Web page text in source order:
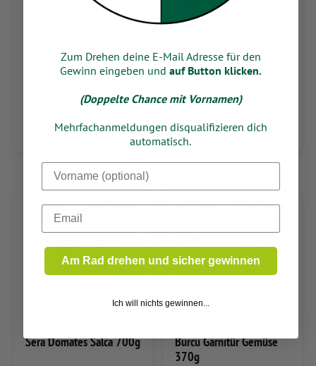
3.99
250 G
1000 Gramm =
nur in der Filiale
250 G
1000 Gramm =
nur in der Filiale
Sera Domates Salca 700g
Burcu Garnitür Gemüse
370g
Zum Drehen deine E-Mail Adresse für den
Gewinn eingeben und auf Button klicken.
(Doppelte Chance mit Vornamen)
Mehrfachanmeldungen disqualifizieren dich
automatisch.
Dein Vorname
Email
Am Rad drehen und sicher gewinnen
Ich will nichts gewinnen...